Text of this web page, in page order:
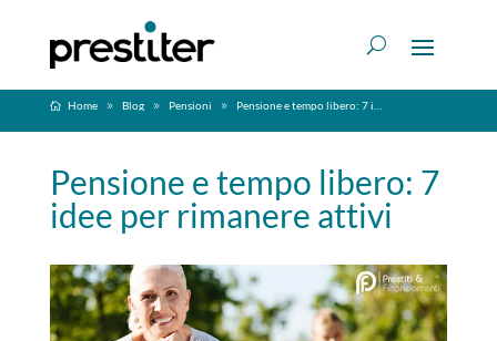
Home Blog Pensioni Pensione e tempo libero: 7 idee per rimanere attivi
Pensione e tempo libero: 7
idee per rimanere attivi